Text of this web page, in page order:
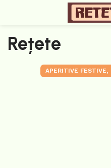
Rețete
APERITIVE FESTIVE,